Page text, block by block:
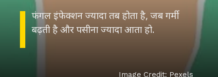
फंगल इंफेक्शन ज्यादा तब होता है, जब गर्मी
बढ़ती है और पसीना ज्यादा आता हो.
Image Credit: Pexels